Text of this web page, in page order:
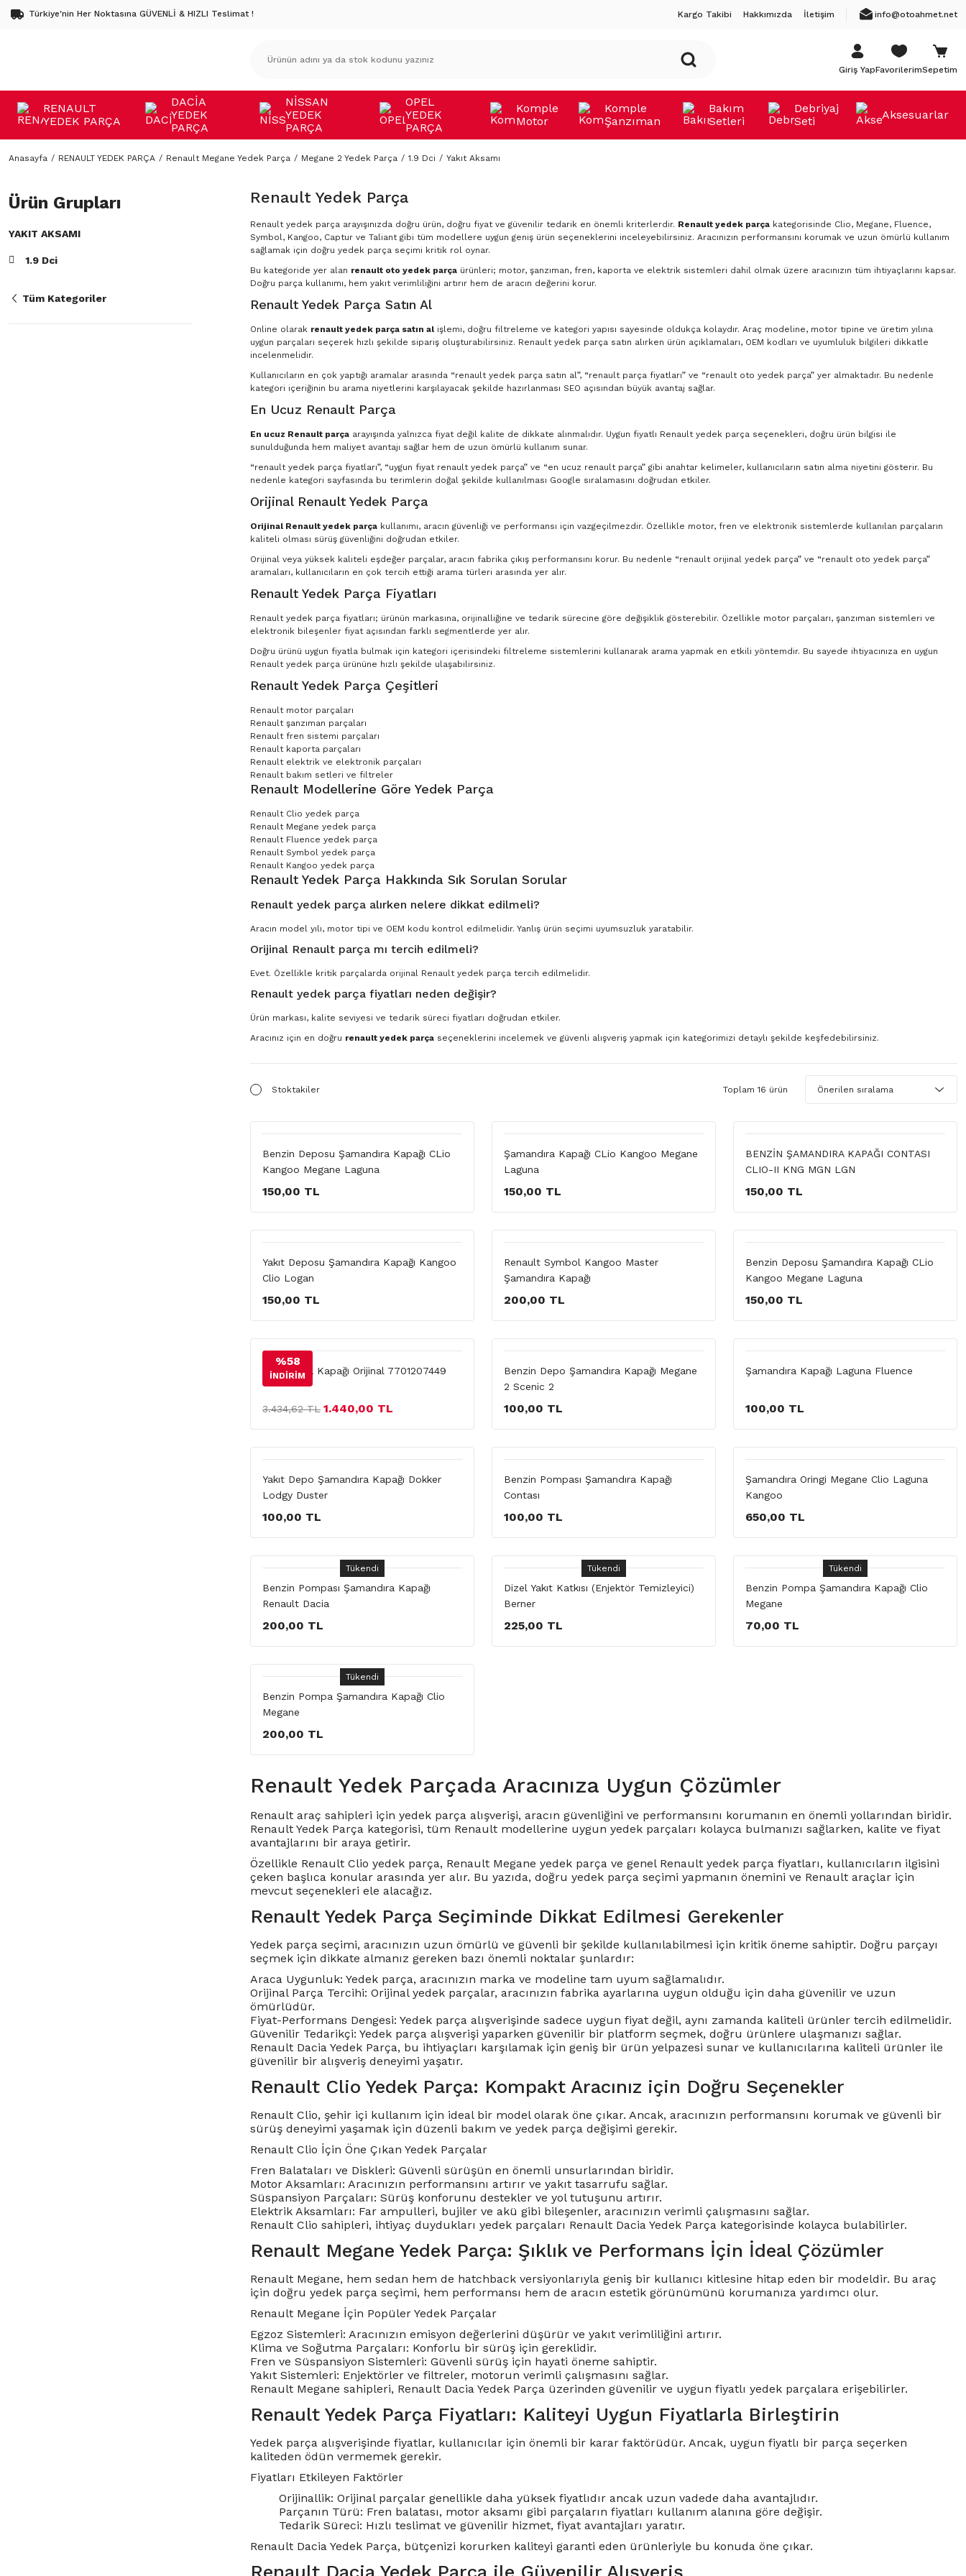
Türkiye'nin Her Noktasına GÜVENLİ & HIZLI Teslimat ! Kargo Takibi Hakkımızda İletişim info@otoahmet.net
Giriş YapFavorilerimSepetim
RENAULT
YEDEK PARÇA
DACİA
YEDEK
PARÇA
NİSSAN
YEDEK
PARÇA
OPEL
YEDEK
PARÇA
Komple
Motor
Komple
Şanzıman
Bakım
Setleri
Debriyaj
Seti
Aksesuarlar
Anasayfa RENAULT YEDEK PARÇA Renault Megane Yedek Parça Megane 2 Yedek Parça 1.9 Dci Yakıt Aksamı
Ürün Grupları
YAKIT AKSAMI
1.9 Dci
Tüm Kategoriler
Renault Yedek Parça
Renault yedek parça arayışınızda doğru ürün, doğru fiyat ve güvenilir tedarik en önemli kriterlerdir. Renault yedek parça kategorisinde Clio, Megane, Fluence,
Symbol, Kangoo, Captur ve Taliant gibi tüm modellere uygun geniş ürün seçeneklerini inceleyebilirsiniz. Aracınızın performansını korumak ve uzun ömürlü kullanım
sağlamak için doğru yedek parça seçimi kritik rol oynar.
Bu kategoride yer alan renault oto yedek parça ürünleri; motor, şanzıman, fren, kaporta ve elektrik sistemleri dahil olmak üzere aracınızın tüm ihtiyaçlarını kapsar.
Doğru parça kullanımı, hem yakıt verimliliğini artırır hem de aracın değerini korur.
Renault Yedek Parça Satın Al
Online olarak renault yedek parça satın al işlemi, doğru filtreleme ve kategori yapısı sayesinde oldukça kolaydır. Araç modeline, motor tipine ve üretim yılına
uygun parçaları seçerek hızlı şekilde sipariş oluşturabilirsiniz. Renault yedek parça satın alırken ürün açıklamaları, OEM kodları ve uyumluluk bilgileri dikkatle
incelenmelidir.
Kullanıcıların en çok yaptığı aramalar arasında “renault yedek parça satın al”, “renault parça fiyatları” ve “renault oto yedek parça” yer almaktadır. Bu nedenle
kategori içeriğinin bu arama niyetlerini karşılayacak şekilde hazırlanması SEO açısından büyük avantaj sağlar.
En Ucuz Renault Parça
En ucuz Renault parça arayışında yalnızca fiyat değil kalite de dikkate alınmalıdır. Uygun fiyatlı Renault yedek parça seçenekleri, doğru ürün bilgisi ile
sunulduğunda hem maliyet avantajı sağlar hem de uzun ömürlü kullanım sunar.
“renault yedek parça fiyatları”, “uygun fiyat renault yedek parça” ve “en ucuz renault parça” gibi anahtar kelimeler, kullanıcıların satın alma niyetini gösterir. Bu
nedenle kategori sayfasında bu terimlerin doğal şekilde kullanılması Google sıralamasını doğrudan etkiler.
Orijinal Renault Yedek Parça
Orijinal Renault yedek parça kullanımı, aracın güvenliği ve performansı için vazgeçilmezdir. Özellikle motor, fren ve elektronik sistemlerde kullanılan parçaların
kaliteli olması sürüş güvenliğini doğrudan etkiler.
Orijinal veya yüksek kaliteli eşdeğer parçalar, aracın fabrika çıkış performansını korur. Bu nedenle “renault orijinal yedek parça” ve “renault oto yedek parça”
aramaları, kullanıcıların en çok tercih ettiği arama türleri arasında yer alır.
Renault Yedek Parça Fiyatları
Renault yedek parça fiyatları; ürünün markasına, orijinalliğine ve tedarik sürecine göre değişiklik gösterebilir. Özellikle motor parçaları, şanzıman sistemleri ve
elektronik bileşenler fiyat açısından farklı segmentlerde yer alır.
Doğru ürünü uygun fiyatla bulmak için kategori içerisindeki filtreleme sistemlerini kullanarak arama yapmak en etkili yöntemdir. Bu sayede ihtiyacınıza en uygun
Renault yedek parça ürününe hızlı şekilde ulaşabilirsiniz.
Renault Yedek Parça Çeşitleri
Renault motor parçaları
Renault şanzıman parçaları
Renault fren sistemi parçaları
Renault kaporta parçaları
Renault elektrik ve elektronik parçaları
Renault bakım setleri ve filtreler
Renault Modellerine Göre Yedek Parça
Renault Clio yedek parça
Renault Megane yedek parça
Renault Fluence yedek parça
Renault Symbol yedek parça
Renault Kangoo yedek parça
Renault Yedek Parça Hakkında Sık Sorulan Sorular
Renault yedek parça alırken nelere dikkat edilmeli?
Aracın model yılı, motor tipi ve OEM kodu kontrol edilmelidir. Yanlış ürün seçimi uyumsuzluk yaratabilir.
Orijinal Renault parça mı tercih edilmeli?
Evet. Özellikle kritik parçalarda orijinal Renault yedek parça tercih edilmelidir.
Renault yedek parça fiyatları neden değişir?
Ürün markası, kalite seviyesi ve tedarik süreci fiyatları doğrudan etkiler.
Aracınız için en doğru renault yedek parça seçeneklerini incelemek ve güvenli alışveriş yapmak için kategorimizi detaylı şekilde keşfedebilirsiniz.
Stoktakiler Toplam 16 ürün
Benzin Deposu Şamandıra Kapağı CLio
Kangoo Megane Laguna
150,00 TL
Şamandıra Kapağı CLio Kangoo Megane
Laguna
150,00 TL
BENZİN ŞAMANDIRA KAPAĞI CONTASI
CLIO-II KNG MGN LGN
150,00 TL
Yakıt Deposu Şamandıra Kapağı Kangoo
Clio Logan
150,00 TL
Renault Symbol Kangoo Master
Şamandıra Kapağı
200,00 TL
Benzin Deposu Şamandıra Kapağı CLio
Kangoo Megane Laguna
150,00 TL
%58
İNDİRİM
Şamandıra Kapağı Orijinal 7701207449
3.434,62 TL 1.440,00 TL
Benzin Depo Şamandıra Kapağı Megane
2 Scenic 2
100,00 TL
Şamandıra Kapağı Laguna Fluence
100,00 TL
Yakıt Depo Şamandıra Kapağı Dokker
Lodgy Duster
100,00 TL
Benzin Pompası Şamandıra Kapağı
Contası
100,00 TL
Şamandıra Oringi Megane Clio Laguna
Kangoo
650,00 TL
Tükendi
Benzin Pompası Şamandıra Kapağı
Renault Dacia
200,00 TL
Tükendi
Dizel Yakıt Katkısı (Enjektör Temizleyici)
Berner
225,00 TL
Tükendi
Benzin Pompa Şamandıra Kapağı Clio
Megane
70,00 TL
Tükendi
Benzin Pompa Şamandıra Kapağı Clio
Megane
200,00 TL
Renault Yedek Parçada Aracınıza Uygun Çözümler
Renault araç sahipleri için yedek parça alışverişi, aracın güvenliğini ve performansını korumanın en önemli yollarından biridir.
Renault Yedek Parça kategorisi, tüm Renault modellerine uygun yedek parçaları kolayca bulmanızı sağlarken, kalite ve fiyat
avantajlarını bir araya getirir.
Özellikle Renault Clio yedek parça, Renault Megane yedek parça ve genel Renault yedek parça fiyatları, kullanıcıların ilgisini
çeken başlıca konular arasında yer alır. Bu yazıda, doğru yedek parça seçimi yapmanın önemini ve Renault araçlar için
mevcut seçenekleri ele alacağız.
Renault Yedek Parça Seçiminde Dikkat Edilmesi Gerekenler
Yedek parça seçimi, aracınızın uzun ömürlü ve güvenli bir şekilde kullanılabilmesi için kritik öneme sahiptir. Doğru parçayı
seçmek için dikkate almanız gereken bazı önemli noktalar şunlardır:
Araca Uygunluk: Yedek parça, aracınızın marka ve modeline tam uyum sağlamalıdır.
Orijinal Parça Tercihi: Orijinal yedek parçalar, aracınızın fabrika ayarlarına uygun olduğu için daha güvenilir ve uzun
ömürlüdür.
Fiyat-Performans Dengesi: Yedek parça alışverişinde sadece uygun fiyat değil, aynı zamanda kaliteli ürünler tercih edilmelidir.
Güvenilir Tedarikçi: Yedek parça alışverişi yaparken güvenilir bir platform seçmek, doğru ürünlere ulaşmanızı sağlar.
Renault Dacia Yedek Parça, bu ihtiyaçları karşılamak için geniş bir ürün yelpazesi sunar ve kullanıcılarına kaliteli ürünler ile
güvenilir bir alışveriş deneyimi yaşatır.
Renault Clio Yedek Parça: Kompakt Aracınız için Doğru Seçenekler
Renault Clio, şehir içi kullanım için ideal bir model olarak öne çıkar. Ancak, aracınızın performansını korumak ve güvenli bir
sürüş deneyimi yaşamak için düzenli bakım ve yedek parça değişimi gerekir.
Renault Clio İçin Öne Çıkan Yedek Parçalar
Fren Balataları ve Diskleri: Güvenli sürüşün en önemli unsurlarından biridir.
Motor Aksamları: Aracınızın performansını artırır ve yakıt tasarrufu sağlar.
Süspansiyon Parçaları: Sürüş konforunu destekler ve yol tutuşunu artırır.
Elektrik Aksamları: Far ampulleri, bujiler ve akü gibi bileşenler, aracınızın verimli çalışmasını sağlar.
Renault Clio sahipleri, ihtiyaç duydukları yedek parçaları Renault Dacia Yedek Parça kategorisinde kolayca bulabilirler.
Renault Megane Yedek Parça: Şıklık ve Performans İçin İdeal Çözümler
Renault Megane, hem sedan hem de hatchback versiyonlarıyla geniş bir kullanıcı kitlesine hitap eden bir modeldir. Bu araç
için doğru yedek parça seçimi, hem performansı hem de aracın estetik görünümünü korumanıza yardımcı olur.
Renault Megane İçin Popüler Yedek Parçalar
Egzoz Sistemleri: Aracınızın emisyon değerlerini düşürür ve yakıt verimliliğini artırır.
Klima ve Soğutma Parçaları: Konforlu bir sürüş için gereklidir.
Fren ve Süspansiyon Sistemleri: Güvenli sürüş için hayati öneme sahiptir.
Yakıt Sistemleri: Enjektörler ve filtreler, motorun verimli çalışmasını sağlar.
Renault Megane sahipleri, Renault Dacia Yedek Parça üzerinden güvenilir ve uygun fiyatlı yedek parçalara erişebilirler.
Renault Yedek Parça Fiyatları: Kaliteyi Uygun Fiyatlarla Birleştirin
Yedek parça alışverişinde fiyatlar, kullanıcılar için önemli bir karar faktörüdür. Ancak, uygun fiyatlı bir parça seçerken
kaliteden ödün vermemek gerekir.
Fiyatları Etkileyen Faktörler
Orijinallik: Orijinal parçalar genellikle daha yüksek fiyatlıdır ancak uzun vadede daha avantajlıdır.
Parçanın Türü: Fren balatası, motor aksamı gibi parçaların fiyatları kullanım alanına göre değişir.
Tedarik Süreci: Hızlı teslimat ve güvenilir hizmet, fiyat avantajları yaratır.
Renault Dacia Yedek Parça, bütçenizi korurken kaliteyi garanti eden ürünleriyle bu konuda öne çıkar.
Renault Dacia Yedek Parça ile Güvenilir Alışveriş